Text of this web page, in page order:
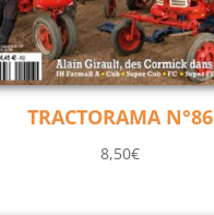
TRACTORAMA N°86
8,50€